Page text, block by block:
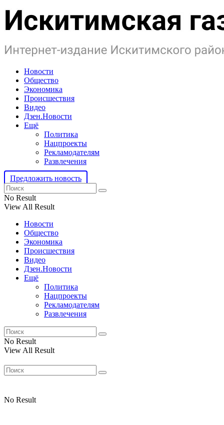
Новости
Общество
Экономика
Происшествия
Видео
Дзен.Новости
Ещё
Политика
Нацпроекты
Рекламодателям
Развлечения
Предложить новость
No Result
View All Result
Новости
Общество
Экономика
Происшествия
Видео
Дзен.Новости
Ещё
Политика
Нацпроекты
Рекламодателям
Развлечения
No Result
View All Result
No Result